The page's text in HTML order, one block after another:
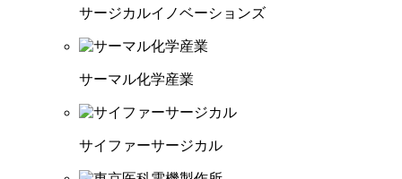
サージカルイノベーションズ
サーマル化学産業
サイファーサージカル